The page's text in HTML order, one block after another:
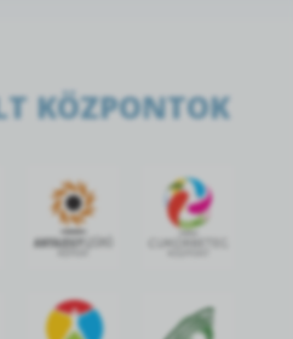
KÖZPONTOK